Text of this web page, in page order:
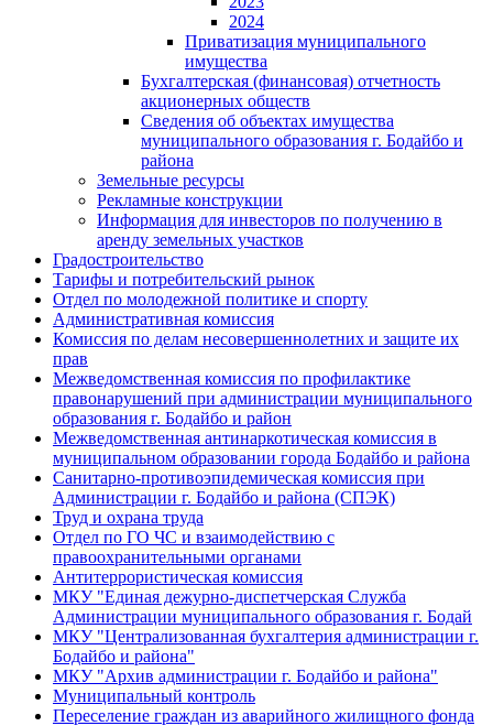
2024
Приватизация муниципального
имущества
Бухгалтерская (финансовая) отчетность
акционерных обществ
Сведения об объектах имущества
муниципального образования г. Бодайбо и
района
Земельные ресурсы
Рекламные конструкции
Информация для инвесторов по получению в
аренду земельных участков
Градостроительство
Тарифы и потребительский рынок
Отдел по молодежной политике и спорту
Административная комиссия
Комиссия по делам несовершеннолетних и защите их
прав
Межведомственная комиссия по профилактике
правонарушений при администрации муниципального
образования г. Бодайбо и район
Межведомственная антинаркотическая комиссия в
муниципальном образовании города Бодайбо и района
Санитарно-противоэпидемическая комиссия при
Администрации г. Бодайбо и района (СПЭК)
Труд и охрана труда
Отдел по ГО ЧС и взаимодействию с
правоохранительными органами
Антитеррористическая комиссия
МКУ "Единая дежурно-диспетчерская Служба
Администрации муниципального образования г. Бодай
МКУ "Централизованная бухгалтерия администрации г.
Бодайбо и района"
МКУ "Архив администрации г. Бодайбо и района"
Муниципальный контроль
Переселение граждан из аварийного жилищного фонда